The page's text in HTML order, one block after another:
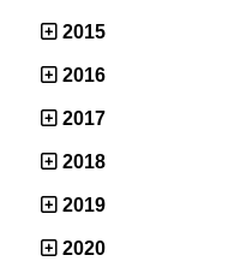
2015
2016
2017
2018
2019
2020